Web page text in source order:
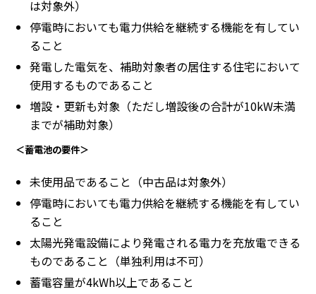
は対象外）
停電時においても電力供給を継続する機能を有してい
ること
発電した電気を、補助対象者の居住する住宅において
使用するものであること
増設・更新も対象（ただし増設後の合計が10kW未満
までが補助対象）
＜蓄電池の要件＞
未使用品であること（中古品は対象外）
停電時においても電力供給を継続する機能を有してい
ること
太陽光発電設備により発電される電力を充放電できる
ものであること（単独利用は不可）
蓄電容量が4kWh以上であること